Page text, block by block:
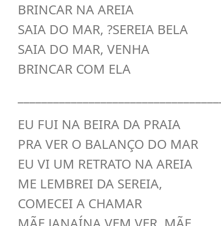
BRINCAR NA AREIA
SAIA DO MAR, ?SEREIA BELA
SAIA DO MAR, VENHA
BRINCAR COM ELA
EU FUI NA BEIRA DA PRAIA
PRA VER O BALANÇO DO MAR
EU VI UM RETRATO NA AREIA
ME LEMBREI DA SEREIA,
COMECEI A CHAMAR